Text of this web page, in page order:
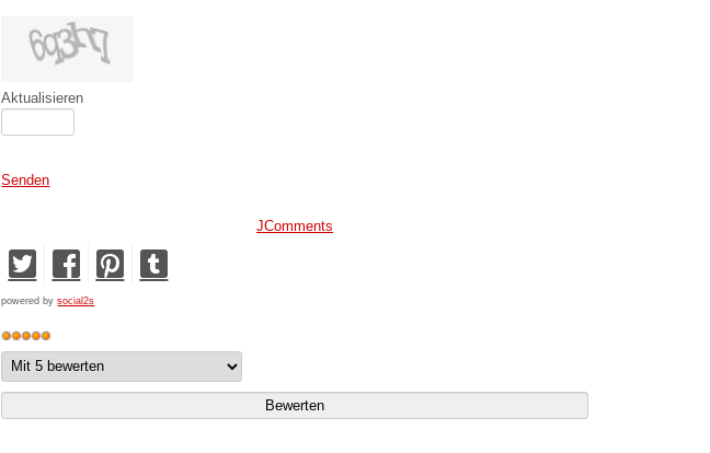
Aktualisieren
Senden
JComments
powered bysocial2s